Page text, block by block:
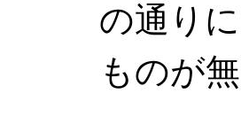
の通り
ものが